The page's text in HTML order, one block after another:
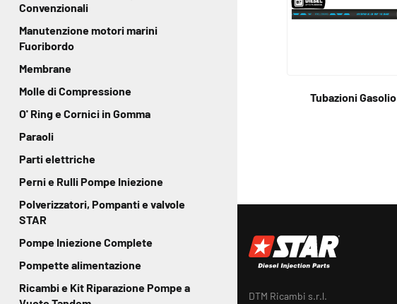
Tubazioni Gasolio
Convenzionali
Manutenzione motori marini
Fuoribordo
Membrane
Molle di Compressione
O' Ring e Cornici in Gomma
Paraoli
Parti elettriche
Perni e Rulli Pompe Iniezione
Polverizzatori, Pompanti e valvole
STAR
Pompe Iniezione Complete
Pompette alimentazione
Ricambi e Kit Riparazione Pompe a
DTM Ricambi s.r.l.